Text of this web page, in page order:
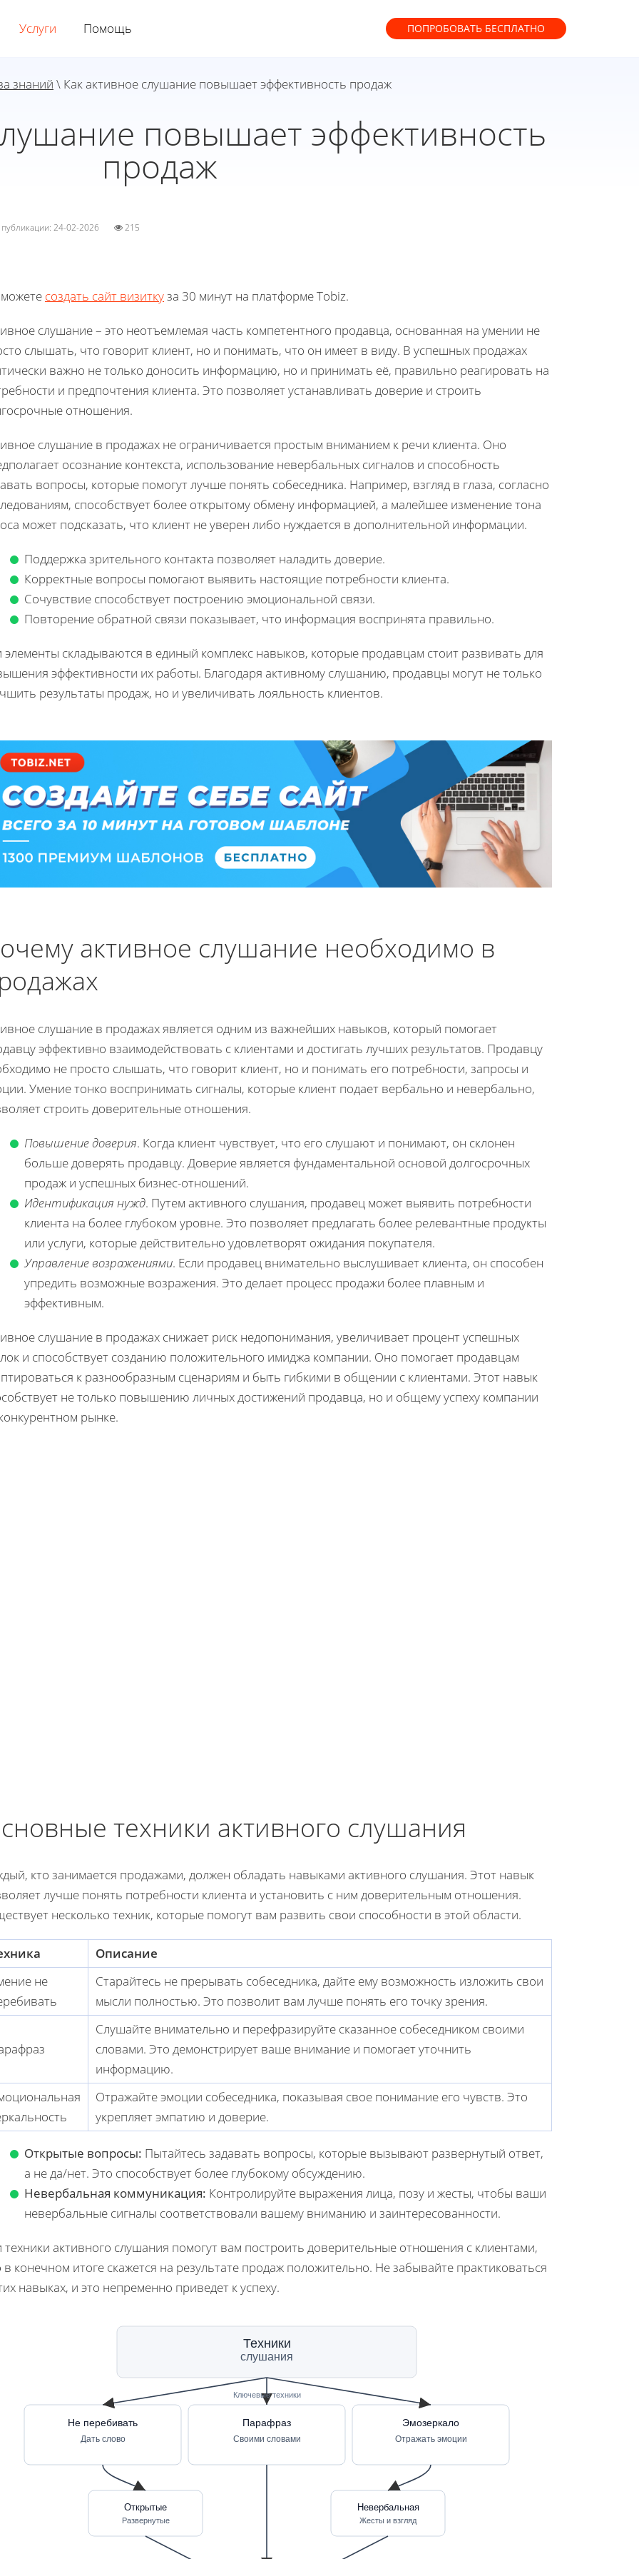
Услуги Помощь ПОПРОБОВАТЬ БЕСПЛАТНО
знаний \ Как активное слушание повышает эффективность продаж
повышает эффективность
продаж
публикации: 24-02-2026 215
создать сайт визиткуза 30 минут на платформе Tobiz.
слушание – это неотъемлемая часть компетентного продавца, основанная на умении не
слышать, что говорит клиент, но и понимать, что он имеет в виду. В успешных продажах
важно не только доносить информацию, но и принимать её, правильно реагировать на
и предпочтения клиента. Это позволяет устанавливать доверие и строить
отношения.
слушание в продажах не ограничивается простым вниманием к речи клиента. Оно
осознание контекста, использование невербальных сигналов и способность
вопросы, которые помогут лучше понять собеседника. Например, взгляд в глаза, согласно
способствует более открытому обмену информацией, а малейшее изменение тона
может подсказать, что клиент не уверен либо нуждается в дополнительной информации.
Поддержка зрительного контакта позволяет наладить доверие.
Корректные вопросы помогают выявить настоящие потребности клиента.
Сочувствие способствует построению эмоциональной связи.
Повторение обратной связи показывает, что информация воспринята правильно.
элементы складываются в единый комплекс навыков, которые продавцам стоит развивать для
эффективности их работы. Благодаря активному слушанию, продавцы могут не только
результаты продаж, но и увеличивать лояльность клиентов.
активное слушание необходимо в
слушание в продажах является одним из важнейших навыков, который помогает
эффективно взаимодействовать с клиентами и достигать лучших результатов. Продавцу
не просто слышать, что говорит клиент, но и понимать его потребности, запросы и
Умение тонко воспринимать сигналы, которые клиент подает вербально и невербально,
строить доверительные отношения.
Повышение доверия. Когда клиент чувствует, что его слушают и понимают, он склонен
больше доверять продавцу. Доверие является фундаментальной основой долгосрочных
продаж и успешных бизнес-отношений.
Идентификация нужд. Путем активного слушания, продавец может выявить потребности
клиента на более глубоком уровне. Это позволяет предлагать более релевантные продукты
или услуги, которые действительно удовлетворят ожидания покупателя.
Управление возражениями. Если продавец внимательно выслушивает клиента, он способен
упредить возможные возражения. Это делает процесс продажи более плавным и
эффективным.
слушание в продажах снижает риск недопонимания, увеличивает процент успешных
и способствует созданию положительного имиджа компании. Оно помогает продавцам
к разнообразным сценариям и быть гибкими в общении с клиентами. Этот навык
не только повышению личных достижений продавца, но и общему успеху компании
рынке.
техники активного слушания
кто занимается продажами, должен обладать навыками активного слушания. Этот навык
лучше понять потребности клиента и установить с ним доверительным отношения.
несколько техник, которые помогут вам развить свои способности в этой области.
Описание
не
Старайтесь не прерывать собеседника, дайте ему возможность изложить свои
мысли полностью. Это позволит вам лучше понять его точку зрения.
Слушайте внимательно и перефразируйте сказанное собеседником своими
словами. Это демонстрирует ваше внимание и помогает уточнить
информацию.
Отражайте эмоции собеседника, показывая свое понимание его чувств. Это
укрепляет эмпатию и доверие.
Открытые вопросы: Пытайтесь задавать вопросы, которые вызывают развернутый ответ,
а не да/нет. Это способствует более глубокому обсуждению.
Невербальная коммуникация: Контролируйте выражения лица, позу и жесты, чтобы ваши
невербальные сигналы соответствовали вашему вниманию и заинтересованности.
техники активного слушания помогут вам построить доверительные отношения с клиентами,
в конечном итоге скажется на результате продаж положительно. Не забывайте практиковаться
навыках, и это непременно приведет к успеху.
Техники
слушания
Не перебивать
Дать слово
Парафраз
Своими словами
Эмозеркало
Отражать эмоции
Открытые
Развернутые
Невербальная
Жесты и взгляд
Ключевые техники